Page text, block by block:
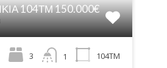
104ΤΜ 150.000€
3 1 104ΤΜ